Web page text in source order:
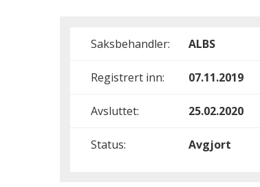
Saksbehandler: ALBS
Registrert inn: 07.11.2019
Avsluttet: 25.02.2020
Status: Avgjort